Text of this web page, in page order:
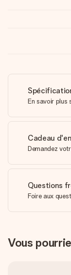
En savoir plus
Cadeau
Demandez
Questions
Foire aux
Vous